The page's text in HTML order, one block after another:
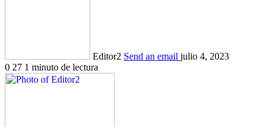
Editor2 Send an email julio 4, 2023
0 27 1 minuto de lectura